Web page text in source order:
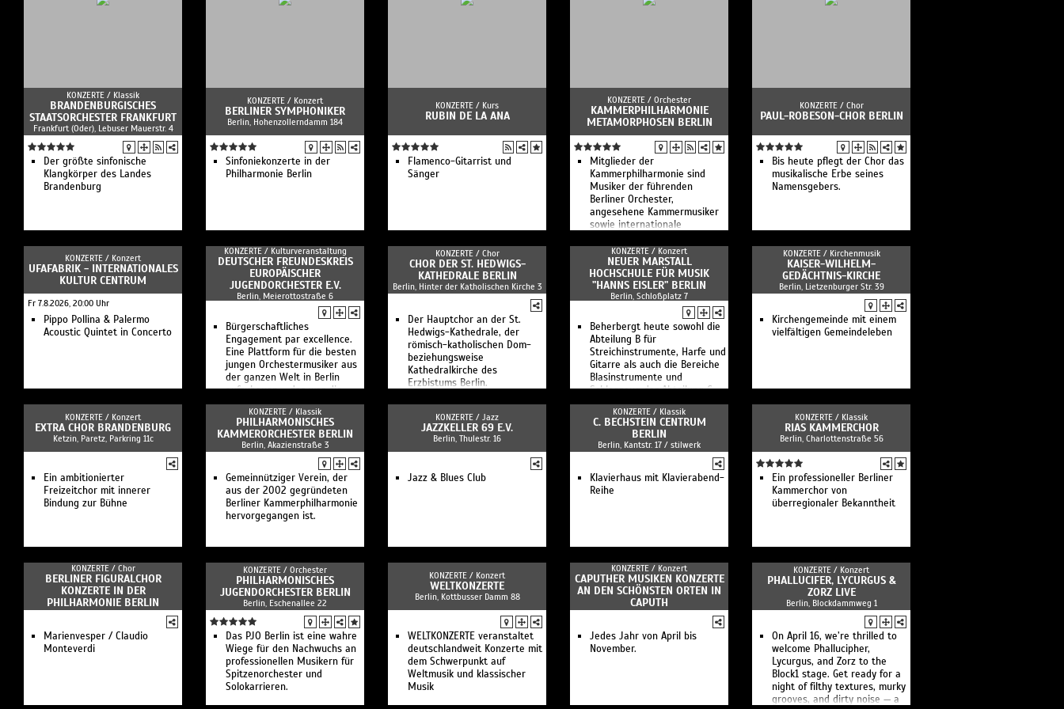
Experimentalstudio
Orchester Berlin II
X-Perience - Electro Pop
Mode
KONZERTE / Klassik
BRANDENBURGISCHES
STAATSORCHESTER FRANKFURT
Frankfurt (Oder), Lebuser Mauerstr. 4
Der größte sinfonische
Klangkörper des Landes
Brandenburg
KONZERTE / Konzert
BERLINER SYMPHONIKER
Berlin, Hohenzollerndamm 184
Sinfoniekonzerte in der
Philharmonie Berlin
KONZERTE / Kurs
RUBIN DE LA ANA
Flamenco-Gitarrist und
Sänger
KONZERTE / Orchester
KAMMERPHILHARMONIE
METAMORPHOSEN BERLIN
Mitglieder der
Kammerphilharmonie sind
Musiker der führenden
Berliner Orchester,
angesehene Kammermusiker
sowie internationale
KONZERTE / Chor
PAUL-ROBESON-CHOR BERLIN
Bis heute pflegt der Chor das
musikalische Erbe seines
Namensgebers.
KONZERTE / Konzert
UFAFABRIK - INTERNATIONALES
KULTUR CENTRUM
Fr 7.8.2026, 20:00 Uhr
Pippo Pollina & Palermo
Acoustic Quintet in Concerto
KONZERTE / Kulturveranstaltung
DEUTSCHER FREUNDESKREIS
EUROPÄISCHER
JUGENDORCHESTER E.V.
Berlin, Meierottostraße 6
Bürgerschaftliches
Engagement par excellence.
Eine Plattform für die besten
jungen Orchestermusiker aus
der ganzen Welt in Berlin
aufzubauen – das war die
Idee, für die eine Hand voll
Freunde im Jahr 2000.
KONZERTE / Chor
CHOR DER ST. HEDWIGS-
KATHEDRALE BERLIN
Berlin, Hinter der Katholischen Kirche 3
Der Hauptchor an der St.
Hedwigs-Kathedrale, der
römisch-katholischen Dom-
beziehungsweise
Kathedralkirche des
Erzbistums Berlin.
KONZERTE / Konzert
NEUER MARSTALL
HOCHSCHULE FÜR MUSIK
"HANNS EISLER" BERLIN
Berlin, Schloßplatz 7
Beherbergt heute sowohl die
Abteilung B für
Streichinstrumente, Harfe und
Gitarre als auch die Bereiche
Blasinstrumente und
Schlagzeug der Abteilung C
KONZERTE / Kirchenmusik
KAISER-WILHELM-
GEDÄCHTNIS-KIRCHE
Berlin, Lietzenburger Str. 39
Kirchengemeinde mit einem
vielfältigen Gemeindeleben
KONZERTE / Konzert
EXTRA CHOR BRANDENBURG
Ketzin, Paretz, Parkring 11c
Ein ambitionierter
Freizeitchor mit innerer
Bindung zur Bühne
KONZERTE / Klassik
PHILHARMONISCHES
KAMMERORCHESTER BERLIN
Berlin, Akazienstraße 3
Gemeinnütziger Verein, der
aus der 2002 gegründeten
Berliner Kammerphilharmonie
hervorgegangen ist.
KONZERTE / Jazz
JAZZKELLER 69 E.V.
Berlin, Thulestr. 16
Jazz & Blues Club
KONZERTE / Klassik
C. BECHSTEIN CENTRUM
BERLIN
Berlin, Kantstr. 17 / stilwerk
Klavierhaus mit Klavierabend-
Reihe
KONZERTE / Klassik
RIAS KAMMERCHOR
Berlin, Charlottenstraße 56
Ein professioneller Berliner
Kammerchor von
überregionaler Bekanntheit
KONZERTE / Chor
BERLINER FIGURALCHOR
KONZERTE IN DER
PHILHARMONIE BERLIN
Marienvesper / Claudio
Monteverdi
KONZERTE / Orchester
PHILHARMONISCHES
JUGENDORCHESTER BERLIN
Berlin, Eschenallee 22
Das PJO Berlin ist eine wahre
Wiege für den Nachwuchs an
professionellen Musikern für
Spitzenorchester und
Solokarrieren.
KONZERTE / Konzert
WELTKONZERTE
Berlin, Kottbusser Damm 88
WELTKONZERTE veranstaltet
deutschlandweit Konzerte mit
dem Schwerpunkt auf
Weltmusik und klassischer
Musik
KONZERTE / Konzert
CAPUTHER MUSIKEN KONZERTE
AN DEN SCHÖNSTEN ORTEN IN
CAPUTH
Jedes Jahr von April bis
November.
KONZERTE / Konzert
PHALLUCIFER, LYCURGUS &
ZORZ LIVE
Berlin, Blockdammweg 1
On April 16, we’re thrilled to
welcome Phallucipher,
Lycurgus, and Zorz to the
Block1 stage. Get ready for a
night of filthy textures, murky
grooves, and dirty noise — a